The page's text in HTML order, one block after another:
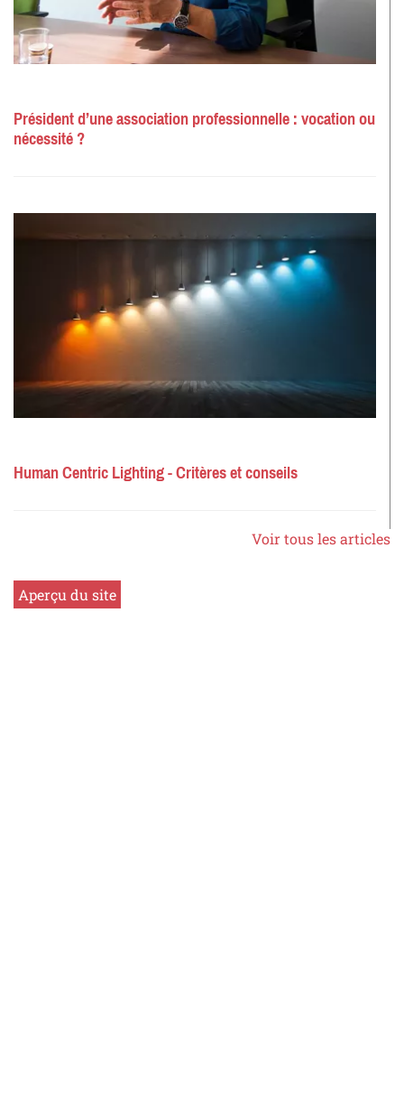
Président d’une association professionnelle : vocation ou
nécessité ?
Human Centric Lighting - Critères et conseils
Voir tous les articles
Aperçu du site